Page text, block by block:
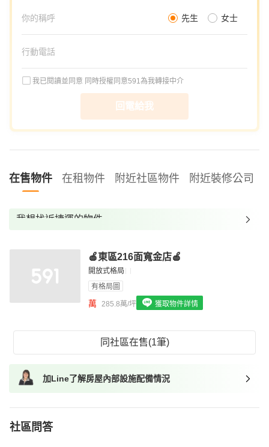
先生 女士
我已閱讀並同意 同時授權同意591為我轉接中介
回電給我
在售物件 在租物件 附近社區物件 附近裝修公司
我想找近捷運的物件
我想找配備瓦斯爐的物件
我想找廁所開窗的物件
我想找具垃圾處理的物件
🍎東區216面寬金店🍎
開放式格局
有格局圖
萬 285.8萬/坪 獲取物件詳情
同社區在售(1筆)
加Line了解房屋內部設施配備情況
社區問答